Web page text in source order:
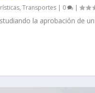
,Transportes | 0 |
la aprobación de